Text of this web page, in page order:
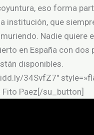
eso forma
institución, que
Nadie quiere
en España con
disponibles.
34SvfZ7″
Paez[/su_button]